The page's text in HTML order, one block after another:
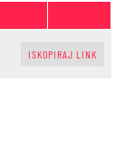
ISKOPIRAJ LINK